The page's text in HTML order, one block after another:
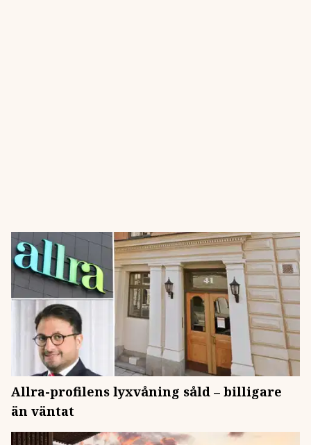
Allra-profilens lyxvåning såld – billigare
än väntat